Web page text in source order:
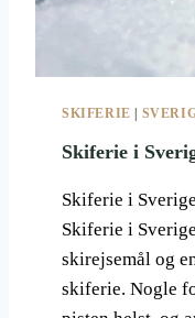
Å
E
T
D
T
,
SKIFERIE |
Skiferie i
Skiferie i
Skiferie i
skirejsemål og
skiferie. Nogle